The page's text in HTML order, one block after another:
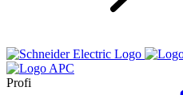
Profi